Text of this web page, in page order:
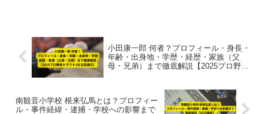
小田康一郎 何者？プロフィール・身長・
年齢・出身地・学歴・経歴・家族（父
母・兄弟）まで徹底解説【2025プロ野球
南観音小学校 根来弘馬とは？プロフィー
ル・事件経緯・逮捕・学校への影響まで